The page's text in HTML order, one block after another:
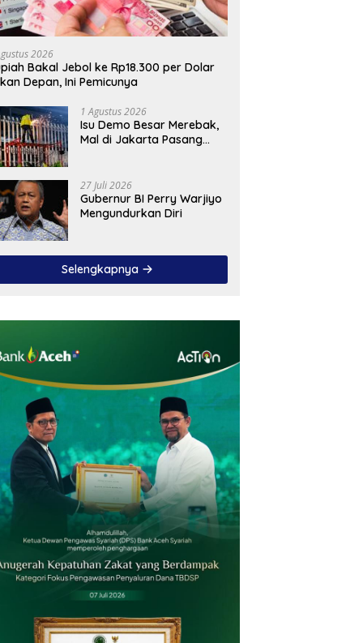
2026
Bakal Jebol ke Rp18.300 per Dolar
Depan, Ini Pemicunya
1 Agustus 2026
Isu Demo Besar Merebak,
Mal di Jakarta Pasang
27 Juli 2026
Gubernur BI Perry Warjiyo
Mengundurkan Diri
Selengkapnya